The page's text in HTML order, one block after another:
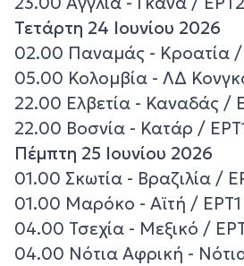
Τετάρτη 24 Ιουνίου 2026
02.00 Παναμάς - Κροατία
05.00 Κολομβία - ΛΔ
22.00 Ελβετία - Καναδάς /
22.00 Βοσνία - Κατάρ /
Πέμπτη 25 Ιουνίου 2026
01.00 Σκωτία - Βραζιλία /
01.00 Μαρόκο - Αϊτή / ΕΡΤ1
04.00 Τσεχία - Μεξικό /
04.00 Νότια Αφρική -